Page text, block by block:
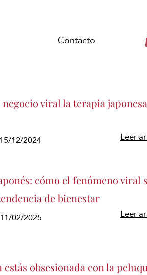
Contacto
viral la terapia
12/2024 Leer
cómo el fenómeno viral
de bienestar
02/2025 Leer
obsesionada con la